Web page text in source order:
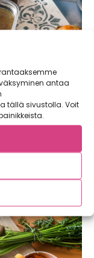
antaa
tällä sivustolla. Voit
aine, joka
näin hankit
poroa
Pääsimme
ja